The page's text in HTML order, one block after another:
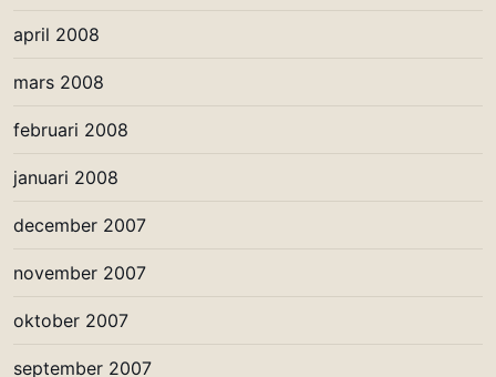
april 2008
mars 2008
februari 2008
januari 2008
december 2007
november 2007
oktober 2007
september 2007